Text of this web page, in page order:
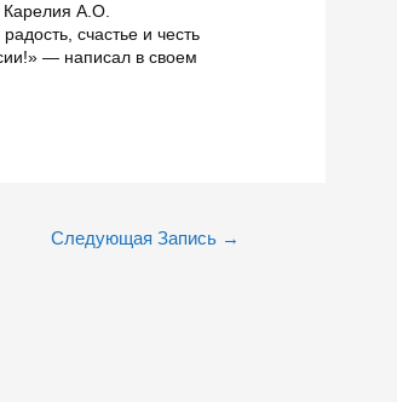
Карелия А.О.
счастье и честь
— написал в своем
Следующая Запись →